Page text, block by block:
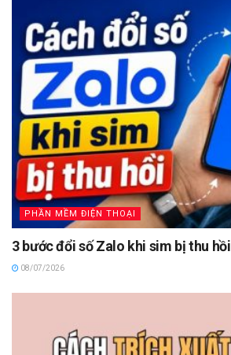
PHẦN MỀM ĐIỆN THOẠI
3 bước đổi số Zalo khi sim bị thu hồi
08/07/2026